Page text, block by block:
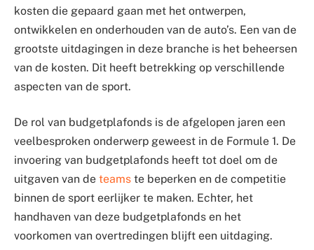
kosten die gepaard gaan met het ontwerpen,
ontwikkelen en onderhouden van de auto’s. Een van de
grootste uitdagingen in deze branche is het beheersen
van de kosten. Dit heeft betrekking op verschillende
aspecten van de sport.
De rol van budgetplafonds is de afgelopen jaren een
veelbesproken onderwerp geweest in de Formule 1. De
invoering van budgetplafonds heeft tot doel om de
uitgaven van de teams te beperken en de competitie
binnen de sport eerlijker te maken. Echter, het
handhaven van deze budgetplafonds en het
voorkomen van overtredingen blijft een uitdaging.